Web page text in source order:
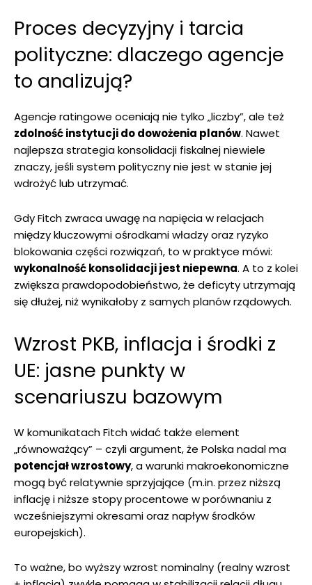
Proces decyzyjny i tarcia
polityczne: dlaczego agencje
to analizują?
Agencje ratingowe oceniają nie tylko „liczby”, ale też
zdolność instytucji do dowożenia planów. Nawet
najlepsza strategia konsolidacji fiskalnej niewiele
znaczy, jeśli system polityczny nie jest w stanie jej
wdrożyć lub utrzymać.
Gdy Fitch zwraca uwagę na napięcia w relacjach
między kluczowymi ośrodkami władzy oraz ryzyko
blokowania części rozwiązań, to w praktyce mówi:
wykonalność konsolidacji jest niepewna. A to z kolei
zwiększa prawdopodobieństwo, że deficyty utrzymają
się dłużej, niż wynikałoby z samych planów rządowych.
Wzrost PKB, inflacja i środki z
UE: jasne punkty w
scenariuszu bazowym
W komunikatach Fitch widać także element
„równoważący” – czyli argument, że Polska nadal ma
potencjał wzrostowy, a warunki makroekonomiczne
mogą być relatywnie sprzyjające (m.in. przez niższą
inflację i niższe stopy procentowe w porównaniu z
wcześniejszymi okresami oraz napływ środków
europejskich).
To ważne, bo wyższy wzrost nominalny (realny wzrost